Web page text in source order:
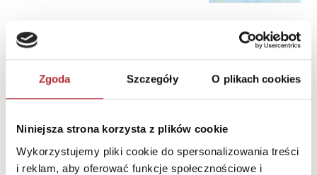
Zgoda Szczegóły O plikach cookies
Niniejsza strona korzysta z plików cookie
Wykorzystujemy pliki cookie do spersonalizowania treści
i reklam, aby oferować funkcje społecznościowe i
Opracowanie zbiorowe
Zaloguj się, aby kupić
Ingrid Uebe
Zaloguj się, aby kupić